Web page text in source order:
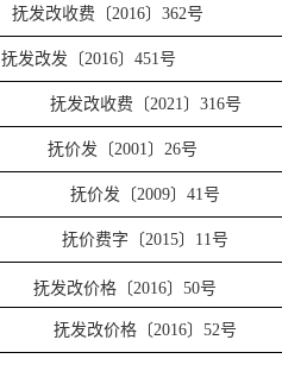
抚发改收费〔2016〕362号
抚发改发〔2016〕451号
抚发改收费〔2021〕316号
抚价发〔2001〕26号
抚价发〔2009〕41号
抚价费字〔2015〕11号
抚发改价格〔2016〕50号
抚发改价格〔2016〕52号